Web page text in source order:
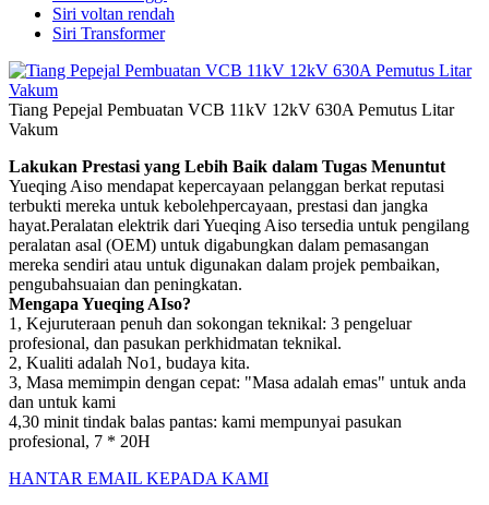
Siri voltan rendah
Siri Transformer
Tiang Pepejal Pembuatan VCB 11kV 12kV 630A Pemutus Litar
Vakum
Lakukan Prestasi yang Lebih Baik dalam Tugas Menuntut
Yueqing Aiso mendapat kepercayaan pelanggan berkat reputasi
terbukti mereka untuk kebolehpercayaan, prestasi dan jangka
hayat.Peralatan elektrik dari Yueqing Aiso tersedia untuk pengilang
peralatan asal (OEM) untuk digabungkan dalam pemasangan
mereka sendiri atau untuk digunakan dalam projek pembaikan,
pengubahsuaian dan peningkatan.
Mengapa Yueqing AIso?
1, Kejuruteraan penuh dan sokongan teknikal: 3 pengeluar
profesional, dan pasukan perkhidmatan teknikal.
2, Kualiti adalah No1, budaya kita.
3, Masa memimpin dengan cepat: "Masa adalah emas" untuk anda
dan untuk kami
4,30 minit tindak balas pantas: kami mempunyai pasukan
profesional, 7 * 20H
HANTAR EMAIL KEPADA KAMI